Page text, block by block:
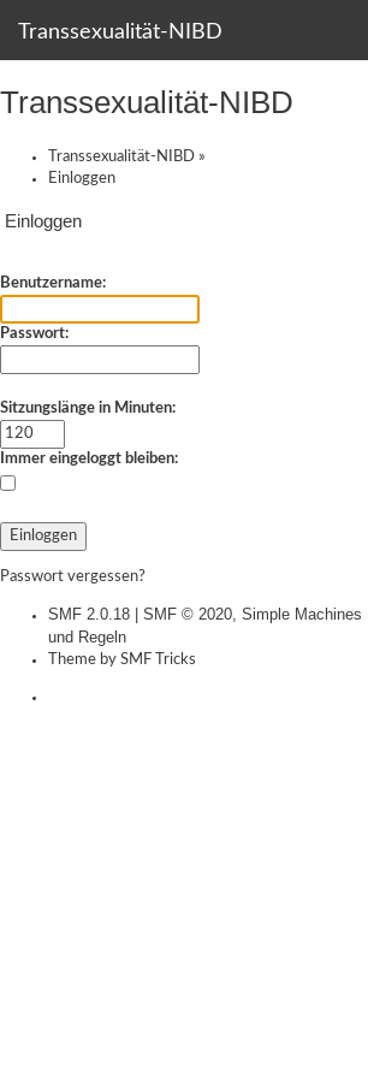
Transsexualität-NIBD
Transsexualität-NIBD
Transsexualität-NIBD »
Einloggen
Einloggen
Benutzername:
Passwort:
Sitzungslänge in Minuten:
Immer eingeloggt bleiben:
Passwort vergessen?
SMF 2.0.18 SMF © 2020, Simple Machines
und Regeln
Theme by SMF Tricks